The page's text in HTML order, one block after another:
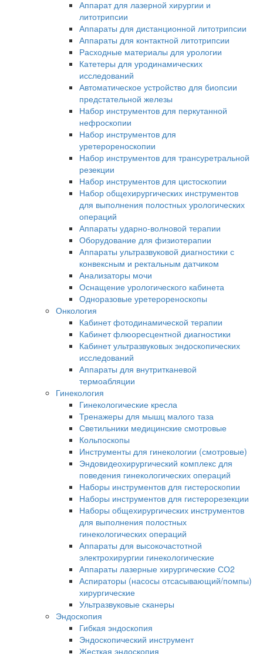
Аппарат для лазерной хирургии и
литотрипсии
Аппараты для дистанционной литотрипсии
Аппараты для контактной литотрипсии
Расходные материалы для урологии
Катетеры для уродинамических
исследований
Автоматическое устройство для биопсии
предстательной железы
Набор инструментов для перкутанной
нефроскопии
Набор инструментов для
уретерореноскопии
Набор инструментов для трансуретральной
резекции
Набор инструментов для цистоскопии
Набор общехирургических инструментов
для выполнения полостных урологических
операций
Аппараты ударно-волновой терапии
Оборудование для физиотерапии
Аппараты ультразвуковой диагностики с
конвексным и ректальным датчиком
Анализаторы мочи
Оснащение урологического кабинета
Одноразовые уретерореноскопы
Онкология
Кабинет фотодинамической терапии
Кабинет флюоресцентной диагностики
Кабинет ультразвуковых эндоскопических
исследований
Аппараты для внутритканевой
термоабляции
Гинекология
Гинекологические кресла
Тренажеры для мышц малого таза
Светильники медицинские смотровые
Кольпоскопы
Инструменты для гинекологии (смотровые)
Эндовидеохирургический комплекс для
поведения гинекологических операций
Наборы инструментов для гистероскопии
Наборы инструментов для гистерорезекции
Наборы общехирургических инструментов
для выполнения полостных
гинекологических операций
Аппараты для высокочастотной
электрохирургии гинекологические
Аппараты лазерные хирургические СО2
Аспираторы (насосы отсасывающий/помпы)
хирургические
Ультразвуковые сканеры
Эндоскопия
Гибкая эндоскопия
Эндоскопический инструмент
Жесткая эндоскопия